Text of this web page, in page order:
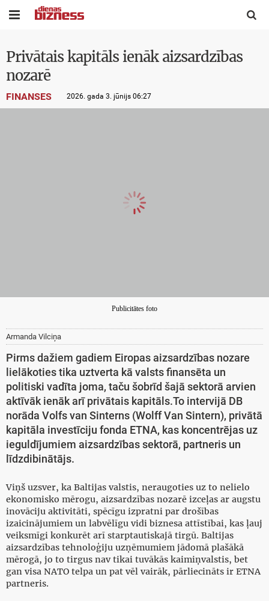
 
Privātais kapitāls ienāk aizsardzības
nozarē
FINANSES 2026. gada 3. jūnijs 06:27
Publicitātes foto
Armanda Vilciņa
Pirms dažiem gadiem Eiropas aizsardzības nozare
lielākoties tika uztverta kā valsts finansēta un
politiski vadīta joma, taču šobrīd šajā sektorā arvien
aktīvāk ienāk arī privātais kapitāls.To intervijā DB
norāda Volfs van Sinterns (Wolff Van Sintern), privātā
kapitāla investīciju fonda ETNA, kas koncentrējas uz
ieguldījumiem aizsardzības sektorā, partneris un
līdzdibinātājs.
Viņš uzsver, ka Baltijas valstis, neraugoties uz to nelielo
ekonomisko mērogu, aizsardzības nozarē izceļas ar augstu
inovāciju aktivitāti, spēcīgu izpratni par drošības
izaicinājumiem un labvēlīgu vidi biznesa attīstībai, kas ļauj
veiksmīgi konkurēt arī starptautiskajā tirgū. Baltijas
aizsardzības tehnoloģiju uzņēmumiem jādomā plašākā
mērogā, jo to tirgus nav tikai tuvākās kaimiņvalstis, bet
gan visa NATO telpa un pat vēl vairāk, pārliecināts ir ETNA
partneris.